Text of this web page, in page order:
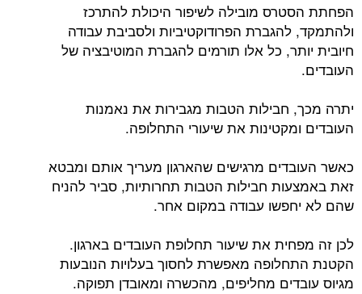
הפחתת הסטרס מובילה לשיפור היכולת להתרכז
ולהתמקד, להגברת הפרודוקטיביות ולסביבת עבודה
חיובית יותר, כל אלו תורמים להגברת המוטיבציה של
העובדים.
יתרה מכך, חבילות הטבות מגבירות את נאמנות
העובדים ומקטינות את שיעורי התחלופה.
כאשר העובדים מרגישים שהארגון מעריך אותם ומבטא
זאת באמצעות חבילות הטבות תחרותיות, סביר להניח
שהם לא יחפשו עבודה במקום אחר.
לכן זה מפחית את שיעור תחלופת העובדים בארגון.
הקטנת התחלופה מאפשרת לחסוך בעלויות הנובעות
מגיוס עובדים מחליפים, מהכשרה ומאובדן תפוקה.